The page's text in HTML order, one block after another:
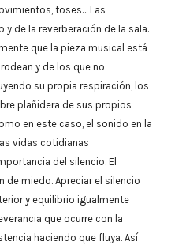
toses… Las
de la reverberación de la sala.
que la pieza musical está
y de los que no
su propia respiración, los
plañidera de sus propios
en este caso, el sonido en la
vidas cotidianas
del silencio. El
de miedo. Apreciar el silencio
y equilibrio igualmente
que ocurre con la
haciendo que fluya. Así